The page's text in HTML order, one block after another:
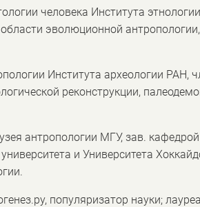
человека Института
эволюционной
Института археологии РАН,
реконструкции,
антропологии МГУ, зав.
и Университета
популяризатор науки;